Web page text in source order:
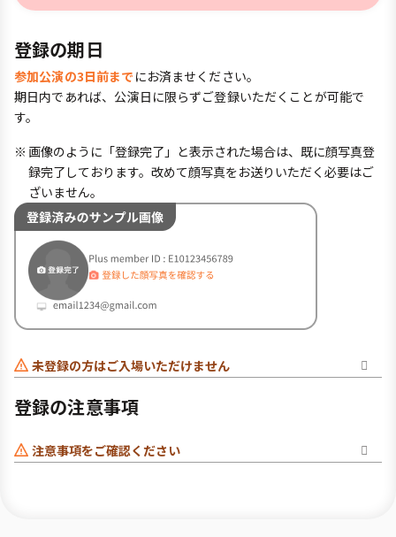
登録の期日
参加公演の3日前まで にお済ませください。
期日内であれば、公演日に限らずご登録いただくことが可能で
す。
画像のように「登録完了」と表示された場合は、既に顔写真登
録完了しております。改めて顔写真をお送りいただく必要はご
ざいません。
未登録の方はご入場いただけません
登録の注意事項
注意事項をご確認ください